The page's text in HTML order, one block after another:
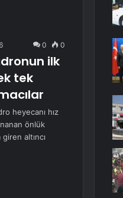
0 0
ilk
tek
heyecanı hız
önlük
altıncı